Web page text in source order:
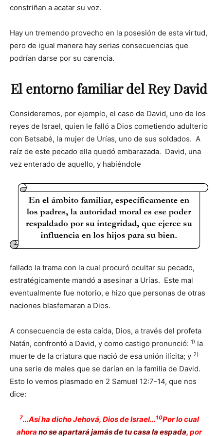
constriñan a acatar su voz.
Hay un tremendo provecho en la posesión de esta virtud,
pero de igual manera hay serias consecuencias que
podrían darse por su carencia.
El entorno familiar del Rey David
Consideremos, por ejemplo, el caso de David, uno de los
reyes de Israel, quien le falló a Dios cometiendo adulterio
con Betsabé, la mujer de Urías, uno de sus soldados. A
raíz de este pecado ella quedó embarazada. David, una
vez enterado de aquello, y habiéndole
fallado la trama con la cual procuró ocultar su pecado,
estratégicamente mandó a asesinar a Urías. Este mal
eventualmente fue notorio, e hizo que personas de otras
naciones blasfemaran a Dios.
A consecuencia de esta caída, Dios, a través del profeta
Natán, confrontó a David, y como castigo pronunció: 1) la
muerte de la criatura que nació de esa unión ilícita; y 2)
una serie de males que se darían en la familia de David.
Esto lo vemos plasmado en 2 Samuel 12:7-14, que nos
dice:
7…Así ha dicho Jehová, Dios de Israel…10Por lo cual
ahora no se apartará jamás de tu casa la espada, por